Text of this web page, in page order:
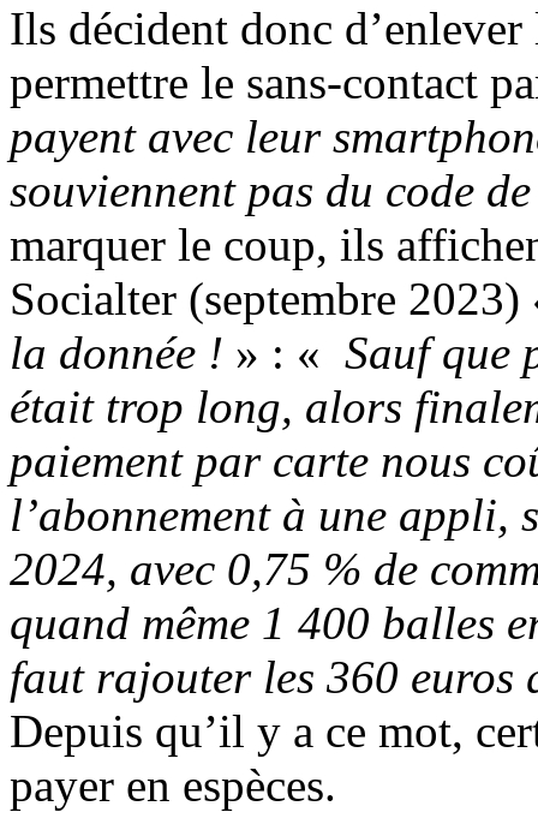
Ils décident donc
permettre le sans-contact
payent avec leur
souviennent pas du code
marquer le coup, ils
Socialter (septembre
la donnée ! » : « Sauf que
était trop long, alors
paiement par carte nous
l’abonnement à une
2024, avec 0,75 % de
quand même 1 400 balles
faut rajouter les 360 euros
Depuis qu’il y a ce mot,
payer en espèces.